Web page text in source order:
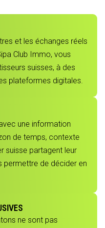
et les échanges réels
Club Immo, vous
suisses, à des
plateformes digitales.
une information
de temps, contexte
suisse partagent leur
permettre de décider en
ne sont pas